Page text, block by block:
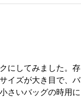
にしてみました。存
イズが大き目で、バ
さいバッグの時用に